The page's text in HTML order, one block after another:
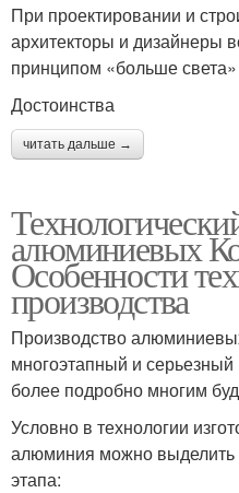
При проектировании и
архитекторы и дизайнеры
принципом «больше света»
Достоинства
читать дальше →
алюминиевых
Особенности
производства
Производство
многоэтапный и серьезный
более подробно многим
Условно в технологии
алюминия можно
этапа: